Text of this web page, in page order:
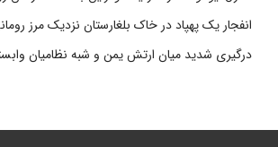
انفجار یک پهپاد در خاک بلغارستان نزدیک مرز
درگیری شدید میان ارتش یمن و شبه نظامیان